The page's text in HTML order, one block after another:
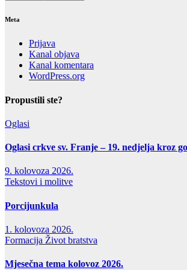
Meta
Prijava
Kanal objava
Kanal komentara
WordPress.org
Propustili ste?
Oglasi
Oglasi crkve sv. Franje – 19. nedjelja kroz
9. kolovoza 2026.
Tekstovi i molitve
Porcijunkula
1. kolovoza 2026.
Formacija Život bratstva
Mjesečna tema kolovoz 2026.